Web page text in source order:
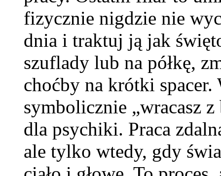
fizycznie nigdzie nie
dnia i traktuj ją jak
szuflady lub na półkę,
choćby na krótki spacer.
symbolicznie „wracasz
dla psychiki. Praca
ale tylko wtedy, gdy